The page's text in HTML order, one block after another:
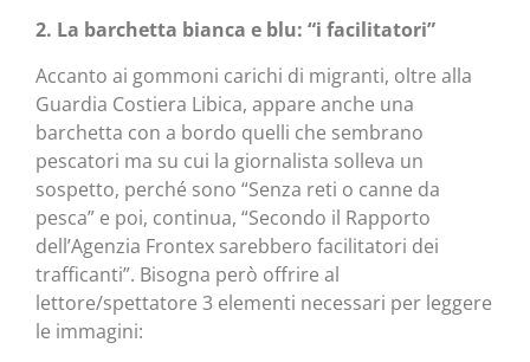
2. La barchetta bianca e blu: “i facilitatori”
Accanto ai gommoni carichi di migranti, oltre alla
Guardia Costiera Libica, appare anche una
barchetta con a bordo quelli che sembrano
pescatori ma su cui la giornalista solleva un
sospetto, perché sono “Senza reti o canne da
pesca” e poi, continua, “Secondo il Rapporto
dell’Agenzia Frontex sarebbero facilitatori dei
trafficanti”. Bisogna però offrire al
lettore/spettatore 3 elementi necessari per leggere
le immagini: